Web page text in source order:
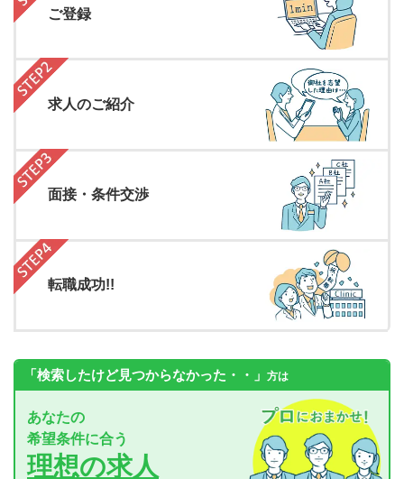
ご登録
求人のご紹介
面接・条件交渉
転職成功!!
「検索したけど見つからなかった・・」 方は
あなたの
希望条件に合う
理想の求人